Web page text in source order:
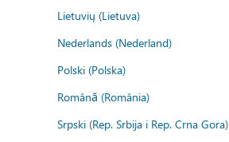
Lietuvių (Lietuva)
Nederlands (Nederland)
Polski (Polska)
Română (România)
Srpski (Rep. Srbija i Rep. Crna Gora)